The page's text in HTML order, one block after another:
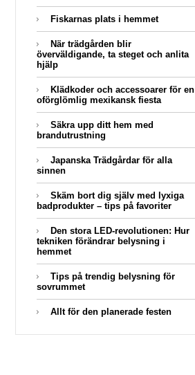
Fiskarnas plats i hemmet
När trädgården blir
överväldigande, ta steget och anlita
hjälp
Klädkoder och accessoarer för en
oförglömlig mexikansk fiesta
Säkra upp ditt hem med
brandutrustning
Japanska Trädgårdar för alla
sinnen
Skäm bort dig själv med lyxiga
badprodukter – tips på favoriter
Den stora LED-revolutionen: Hur
tekniken förändrar belysning i
hemmet
Tips på trendig belysning för
sovrummet
Allt för den planerade festen